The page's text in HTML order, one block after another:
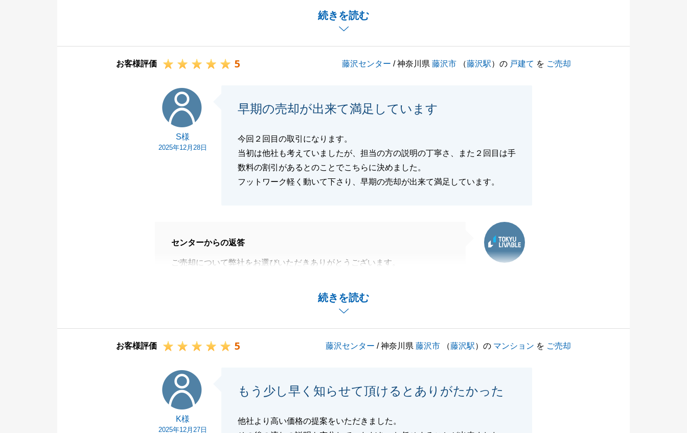
続きを読む
そのようにおっしゃっていただけて、大変嬉しく、励みになります。
お客様評価 5 藤沢センター / 神奈川県藤沢市 （藤沢駅）の 戸建て を ご売却
S様
2025年12月28日
早期の売却が出来て満足しています
今回２回目の取引になります。
当初は他社も考えていましたが、担当の方の説明の丁寧さ、また２回目は手
数料の割引があるとのことでこちらに決めました。
フットワーク軽く動いて下さり、早期の売却が出来て満足しています。
続きを読む
センターからの返答
ご売却について弊社をお選びいただきありがとうございます。
もしお知り合いで不動産売買をお考えの方がいらっしゃいましたら、ご紹介
閉じる
お客様評価 5 藤沢センター / 神奈川県藤沢市 （藤沢駅）の マンション を ご売却
K様
2025年12月27日
もう少し早く知らせて頂けるとありがたかった
他社より高い価格の提案をいただきました。